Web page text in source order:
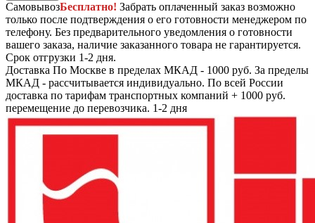
СамовывозБесплатно! Забрать оплаченный заказ возможно
только после подтверждения о его готовности менеджером по
телефону. Без предварительного уведомления о готовности
вашего заказа, наличие заказанного товара не гарантируется.
Срок отгрузки 1-2 дня.
Доставка По Москве в пределах МКАД - 1000 руб. За пределы
МКАД - рассчитывается индивидуально. По всей России
доставка по тарифам транспортных компаний + 1000 руб.
перемещение до перевозчика. 1-2 дня